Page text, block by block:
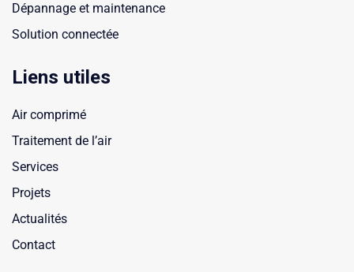
Dépannage et maintenance
Solution connectée
Liens utiles
Air comprimé
Traitement de l’air
Services
Projets
Actualités
Contact